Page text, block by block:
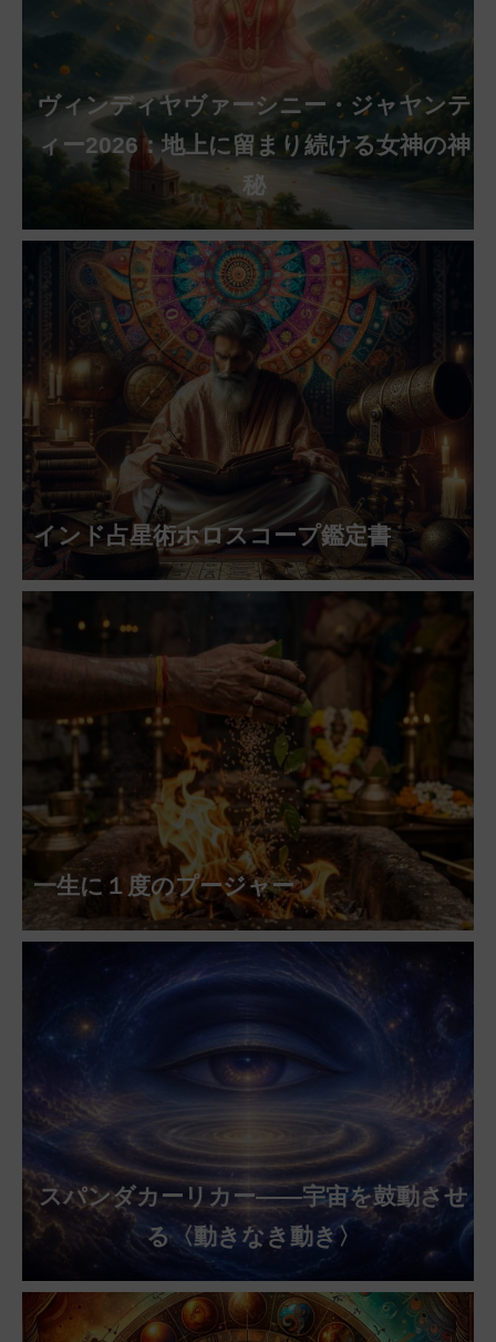
ヴィンディヤヴァーシニー・ジャヤンテ
ィー2026：地上に留まり続ける女神の神
秘
インド占星術ホロスコープ鑑定書
一生に１度のプージャー
スパンダカーリカー——宇宙を鼓動させ
る〈動きなき動き〉